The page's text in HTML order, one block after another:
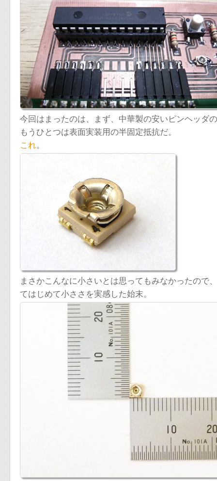
今回はまったのは、まず、中華製の安いピンヘッダ
もうひとつは表面実装用の半固定抵抗だ。
これ。
まさかこんなに小さいとは思ってもみなかったので
てはじめて小ささを実感した始末。